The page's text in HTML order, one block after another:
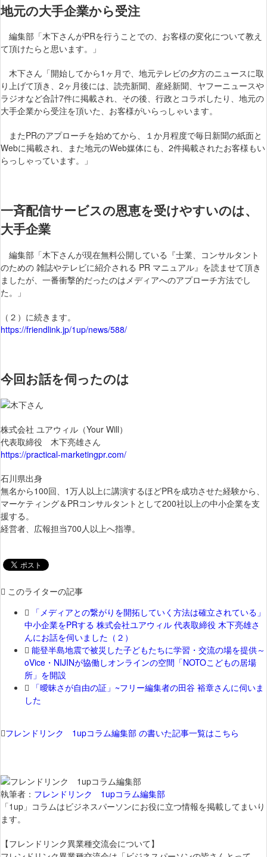
地元の大手企業から受注
編集部「木下さんがPRを行うことでの、お客様の変化について教え
て頂けたらと思います。」
木下さん「開始してから1ヶ月で、地元テレビの夕方のニュースに取
り上げて頂き、2ヶ月後には、読売新聞、産経新聞、ヤフーニュースや
ラジオなど合計7件に掲載され、その後、行政とコラボしたり、地元の
大手企業から受注を頂いた、お客様がいらっしゃいます。
またPRのアプローチを始めてから、１か月程度で毎日新聞の紙面と
Webに掲載され、また地元のWeb媒体にも、2件掲載されたお客様もい
らっしゃっています。」
一斉配信サービスの恩恵を受けやすいのは、
大手企業
編集部「木下さんが現在無料公開している『士業、コンサルタント
のための 雑誌やテレビに紹介される PR マニュアル』を読ませて頂き
ましたが、一番衝撃的だったのはメディアへのアプローチ方法でし
た。」
（２）に続きます。
https://friendlink.jp/1up/news/588/
今回お話を伺ったのは
株式会社 ユアウィル（Your Will）
代表取締役 木下亮雄さん
https://practical-marketingpr.com/
石川県出身
無名から100回、1万人以上に講演するほどPRを成功させた経験から、
マーケティング＆PRコンサルタントとして200社以上の中小企業を支
援する。
経営者、広報担当700人以上へ指導。
このライターの記事
「メディアとの繋がりを開拓していく方法は確立されている」
中小企業をPRする 株式会社ユアウィル 代表取締役 木下亮雄さ
んにお話を伺いました（２）
能登半島地震で被災した子どもたちに学習・交流の場を提供～
oVice・NIJINが協働しオンラインの空間「NOTOこどもの居場
所」を開設
「曖昧さが自由の証」~フリー編集者の田谷 裕章さんに伺いま
した
フレンドリンク 1upコラム編集部 の書いた記事一覧はこちら
執筆者： フレンドリンク 1upコラム編集部
「1up」コラムはビジネスパーソンにお役に立つ情報を掲載してまいり
ます。
【フレンドリンク異業種交流会について】